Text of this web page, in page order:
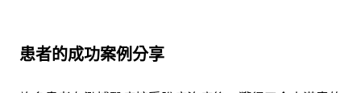
患者的成功案例分享